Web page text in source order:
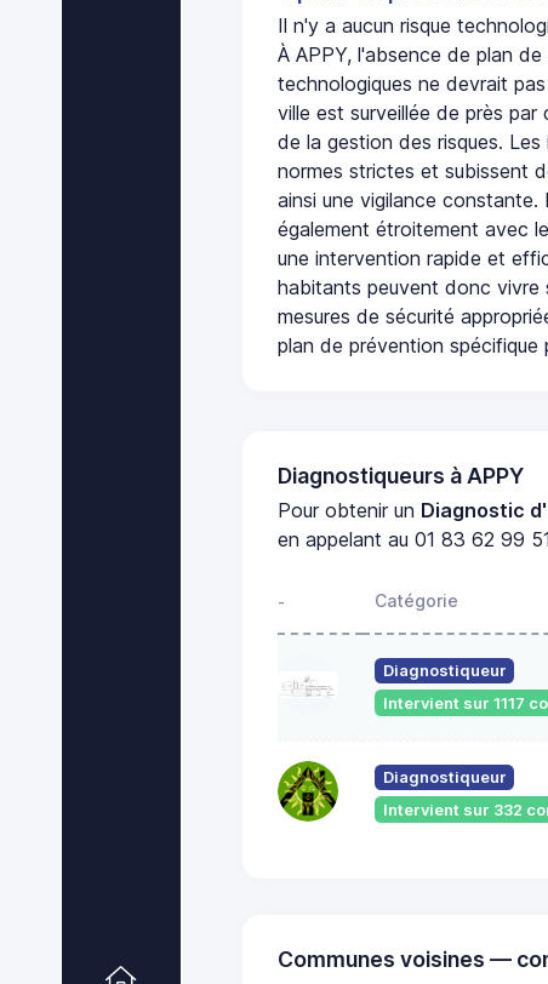
Il n'y a aucun risque
À APPY, l'absence de plan
technologiques ne devrait
ville est surveillée de près
de la gestion des risques.
normes strictes et subissent
ainsi une vigilance
également étroitement avec
une intervention rapide et
habitants peuvent donc vivre
mesures de sécurité
plan de prévention spécifique
Diagnostiqueurs à APPY
Pour obtenir un Diagnostic
en appelant au 01 83 62 99
- Catégorie
Diagnostiqueur
Intervient sur 1117
Diagnostiqueur
Intervient sur 332
Communes voisines —